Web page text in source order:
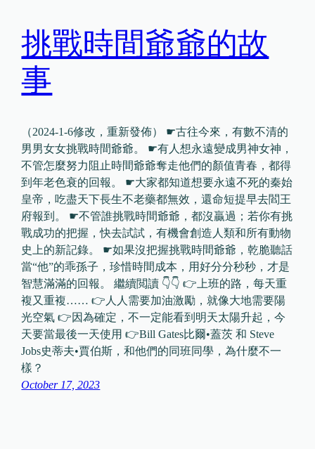
挑戰時間爺爺的故
事
（2024-1-6修改，重新發佈） ☛古往今來，有數不清的
男男女女挑戰時間爺爺。 ☛有人想永遠變成男神女神，
不管怎麼努力阻止時間爺爺奪走他們的顏值青春，都得
到年老色衰的回報。 ☛大家都知道想要永遠不死的秦始
皇帝，吃盡天下長生不老藥都無效，還命短提早去閻王
府報到。 ☛不管誰挑戰時間爺爺，都沒贏過；若你有挑
戰成功的把握，快去試試，有機會創造人類和所有動物
史上的新記錄。 ☛如果沒把握挑戰時間爺爺，乾脆聽話
當“他”的乖孫子，珍惜時間成本，用好分分秒秒，才是
智慧滿滿的回報。 繼續閲讀 👇👇 👉上班的路，每天重
複又重複…… 👉人人需要加油激勵，就像大地需要陽
光空氣 👉因為確定，不一定能看到明天太陽升起，今
天要當最後一天使用 👉Bill Gates比爾•蓋茨 和 Steve
Jobs史蒂夫•賈伯斯，和他們的同班同學，為什麼不一
樣？
October 17, 2023